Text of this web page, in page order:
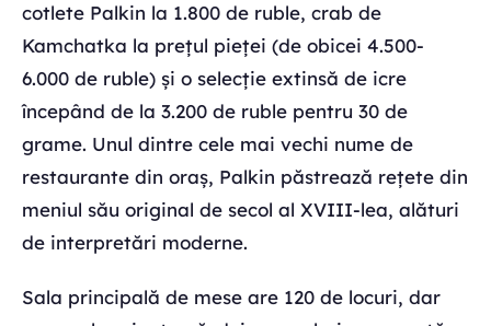
cotlete Palkin la 1.800 de ruble, crab de
Kamchatka la prețul pieței (de obicei 4.500-
6.000 de ruble) și o selecție extinsă de icre
începând de la 3.200 de ruble pentru 30 de
grame. Unul dintre cele mai vechi nume de
restaurante din oraș, Palkin păstrează rețete din
meniul său original de secol al XVIII-lea, alături
de interpretări moderne.
Sala principală de mese are 120 de locuri, dar